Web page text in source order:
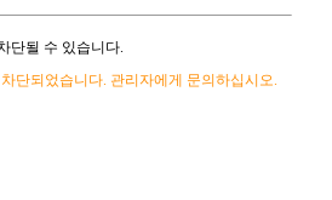
단될 수 있습니다.
단되었습니다. 관리자에게 문의하십시오.